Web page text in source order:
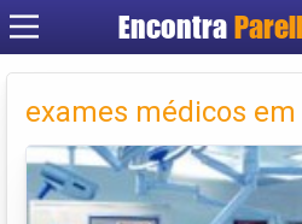
Encontra
Criar
exames médicos